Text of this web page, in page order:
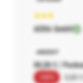
AERA GmbH
00,00 € /
0,00